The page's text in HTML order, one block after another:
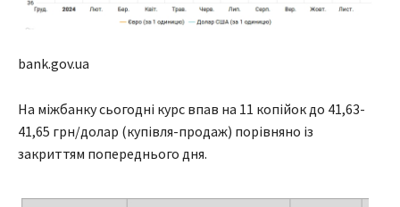
bank.gov.ua
На міжбанку сьогодні курс впав на 11 копійок до 41,63-
41,65 грн/долар (купівля-продаж) порівняно із
закриттям попереднього дня.